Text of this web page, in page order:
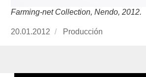
Farming-net Collection, Nendo, 2012.
Publicado
20.01.2012 https://
Producción